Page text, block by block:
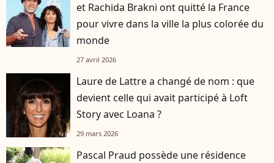
et Rachida Brakni ont quitté la France
pour vivre dans la ville la plus colorée du
monde
27 avril 2026
Laure de Lattre a changé de nom : que
devient celle qui avait participé à Loft
Story avec Loana ?
29 mars 2026
Pascal Praud possède une résidence